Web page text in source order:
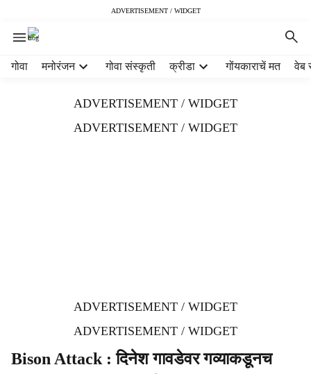
ADVERTISEMENT / WIDGET
गोवा मनोरंजन गोवा संस्कृती क्रीडा गोंयकाराचें मत वेब
ADVERTISEMENT / WIDGET
ADVERTISEMENT / WIDGET
ADVERTISEMENT / WIDGET
ADVERTISEMENT / WIDGET
Bison Attack : दिनेश गावडेवर गव्याकडूनच